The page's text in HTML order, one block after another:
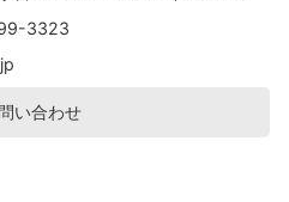
3323
い合わせ